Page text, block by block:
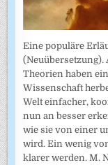
Eine populäre
(Neuübersetzung).
Theorien haben
Wissenschaft
Welt einfacher,
nun an besser
wie sie von einer
wird. Ein wenig
klarer werden. M.